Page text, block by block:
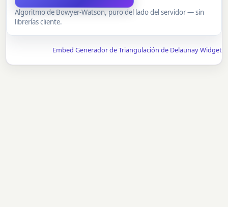
Algoritmo de Bowyer-Watson, puro del lado del servidor — sin
librerías cliente.
Embed Generador de Triangulación de Delaunay Widget